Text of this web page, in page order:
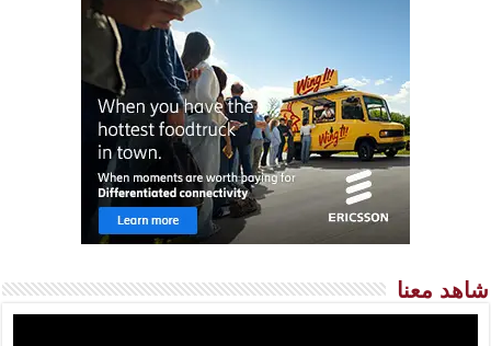
شاهد معنا